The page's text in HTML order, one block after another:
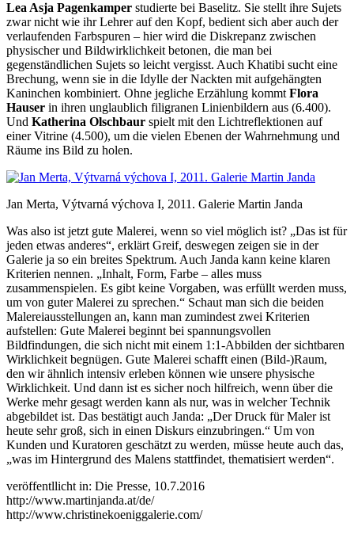
Lea Asja Pagenkamper studierte bei Baselitz. Sie stellt ihre Sujets
zwar nicht wie ihr Lehrer auf den Kopf, bedient sich aber auch der
verlaufenden Farbspuren – hier wird die Diskrepanz zwischen
physischer und Bildwirklichkeit betonen, die man bei
gegenständlichen Sujets so leicht vergisst. Auch Khatibi sucht eine
Brechung, wenn sie in die Idylle der Nackten mit aufgehängten
Kaninchen kombiniert. Ohne jegliche Erzählung kommt Flora
Hauser in ihren unglaublich filigranen Linienbildern aus (6.400).
Und Katherina Olschbaur spielt mit den Lichtreflektionen auf
einer Vitrine (4.500), um die vielen Ebenen der Wahrnehmung und
Räume ins Bild zu holen.
Jan Merta, Výtvarná výchova I, 2011. Galerie Martin Janda
Was also ist jetzt gute Malerei, wenn so viel möglich ist? „Das ist für
jeden etwas anderes“, erklärt Greif, deswegen zeigen sie in der
Galerie ja so ein breites Spektrum. Auch Janda kann keine klaren
Kriterien nennen. „Inhalt, Form, Farbe – alles muss
zusammenspielen. Es gibt keine Vorgaben, was erfüllt werden muss,
um von guter Malerei zu sprechen.“ Schaut man sich die beiden
Malereiausstellungen an, kann man zumindest zwei Kriterien
aufstellen: Gute Malerei beginnt bei spannungsvollen
Bildfindungen, die sich nicht mit einem 1:1-Abbilden der sichtbaren
Wirklichkeit begnügen. Gute Malerei schafft einen (Bild-)Raum,
den wir ähnlich intensiv erleben können wie unsere physische
Wirklichkeit. Und dann ist es sicher noch hilfreich, wenn über die
Werke mehr gesagt werden kann als nur, was in welcher Technik
abgebildet ist. Das bestätigt auch Janda: „Der Druck für Maler ist
heute sehr groß, sich in einen Diskurs einzubringen.“ Um von
Kunden und Kuratoren geschätzt zu werden, müsse heute auch das,
„was im Hintergrund des Malens stattfindet, thematisiert werden“.
veröffentllicht in: Die Presse, 10.7.2016
http://www.martinjanda.at/de/
http://www.christinekoeniggalerie.com/